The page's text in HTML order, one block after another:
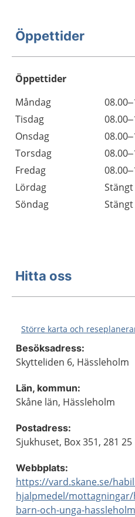
Öppettider
Öppettider
Dag
Öppettider
Kommentarer
Måndag
Tisdag
Onsdag
Torsdag
Fredag
Lördag
Stängt
Söndag
Stängt
Hitta oss
Större karta och
Besöksadress:
Skytteliden 6, Hässleholm
Län, kommun:
Skåne län, Hässleholm
Postadress:
Sjukhuset, Box 351, 281
Webbplats:
https://vard.skane.se/
hjalpmedel/
barn-och-unga-